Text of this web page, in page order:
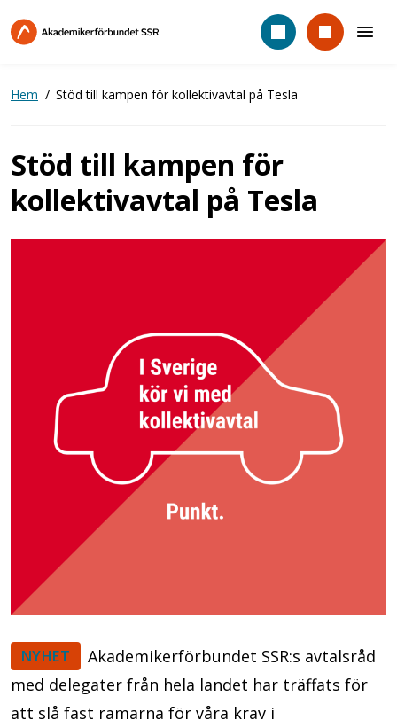
till
Hem Stöd till kampen för kollektivavtal på Tesla
Stöd till kampen för
kollektivavtal på Tesla
NYHET
Akademikerförbundet SSR:s avtalsråd
med delegater från hela landet har träffats för
att slå fast ramarna för våra krav i